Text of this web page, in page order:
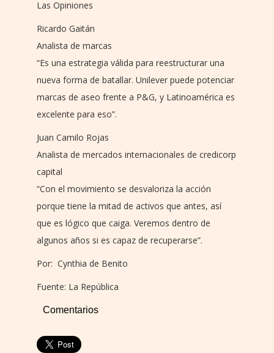
Las Opiniones
Ricardo Gaitán
Analista de marcas
“Es una estrategia válida para reestructurar una
nueva forma de batallar. Unilever puede potenciar
marcas de aseo frente a P&G, y Latinoamérica es
excelente para eso”.
Juan Camilo Rojas
Analista de mercados internacionales de credicorp
capital
“Con el movimiento se desvaloriza la acción
porque tiene la mitad de activos que antes, así
que es lógico que caiga. Veremos dentro de
algunos años si es capaz de recuperarse”.
Por: Cynthia de Benito
Fuente: La República
Comentarios